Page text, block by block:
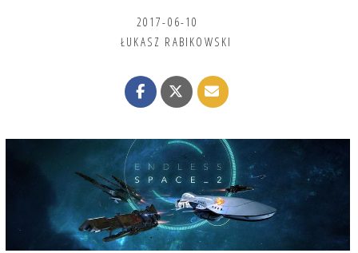
2017-06-10
ŁUKASZ RABIKOWSKI